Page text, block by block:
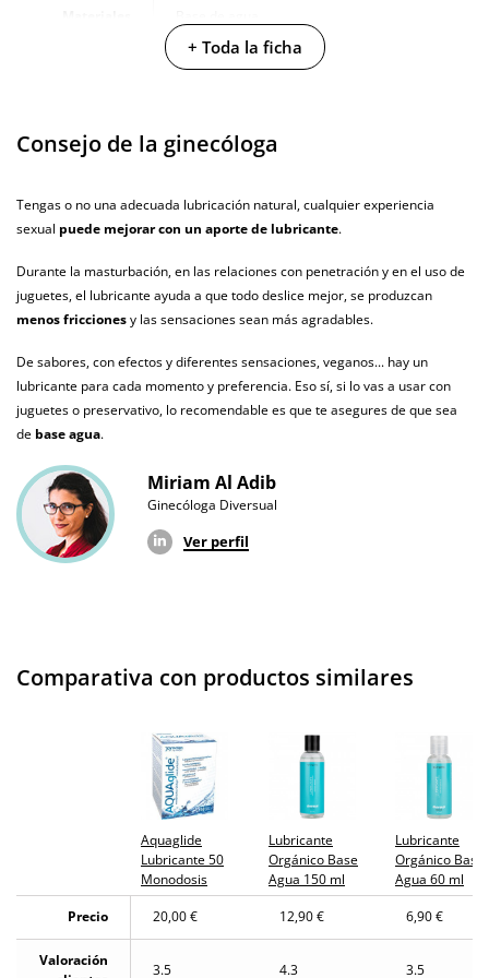
Caja ancho 7 cm
Cantidad 150 ml
Producto
vegano
animales
Envío discreto Paquete discreto y sin distintivos
Garantías
Producto
original
¿Cuándo lo
+ Toda la ficha
Consejo de la ginecóloga
Tengas o no una adecuada lubricación natural, cualquier experiencia
sexual puede mejorar con un aporte de lubricante.
Durante la masturbación, en las relaciones con penetración y en el uso de
juguetes, el lubricante ayuda a que todo deslice mejor, se produzcan
menos friccionesy las sensaciones sean más agradables.
De sabores, con efectos y diferentes sensaciones, veganos... hay un
lubricante para cada momento y preferencia. Eso sí, si lo vas a usar con
juguetes o preservativo, lo recomendable es que te asegures de que sea
de base agua.
Miriam Al Adib
Ginecóloga Diversual
Ver perfil
Comparativa con productos similares
Aquaglide
Lubricante 50
Monodosis
Lubricante
Orgánico Base
Agua 150 ml
Lubricante
Orgánico Base
Agua 60 ml
Precio
20,00 € 12,90 € 6,90 €
Valoración
3.5 4.3 3.5